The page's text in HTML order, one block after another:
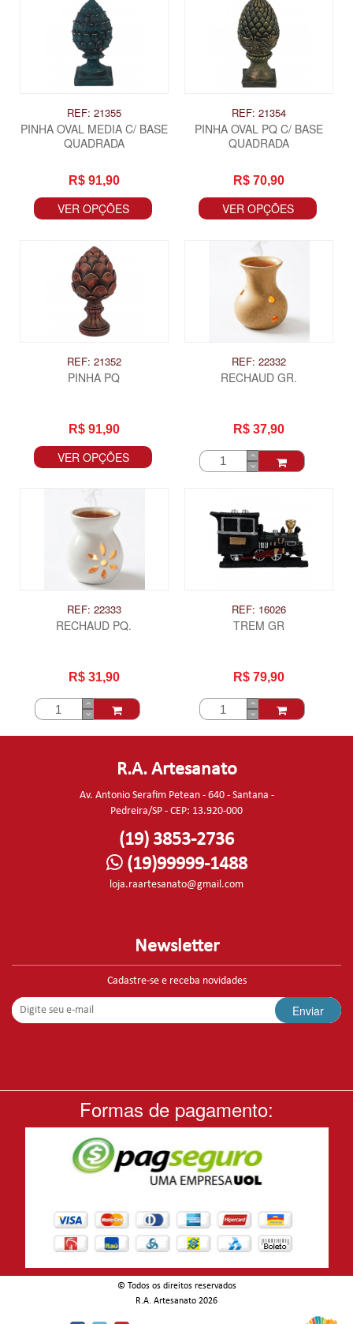
REF: 21355
PINHA OVAL MEDIA C/ BASE
QUADRADA
R$ 91,90
VER OPÇÕES
REF: 21354
PINHA OVAL PQ C/ BASE
QUADRADA
R$ 70,90
VER OPÇÕES
REF: 21352
PINHA PQ
R$ 91,90
VER OPÇÕES
REF: 22332
RECHAUD GR.
R$ 37,90
REF: 22333
RECHAUD PQ.
R$ 31,90
REF: 16026
TREM GR
R$ 79,90
R.A. Artesanato
Av. Antonio Serafim Petean - 640 - Santana -
Pedreira/SP - CEP: 13.920-000
(19) 3853-2736
(19)99999-1488
loja.raartesanato@gmail.com
Newsletter
Cadastre-se e receba novidades
Enviar
Formas de pagamento:
© Todos os direitos reservados
R.A. Artesanato 2026